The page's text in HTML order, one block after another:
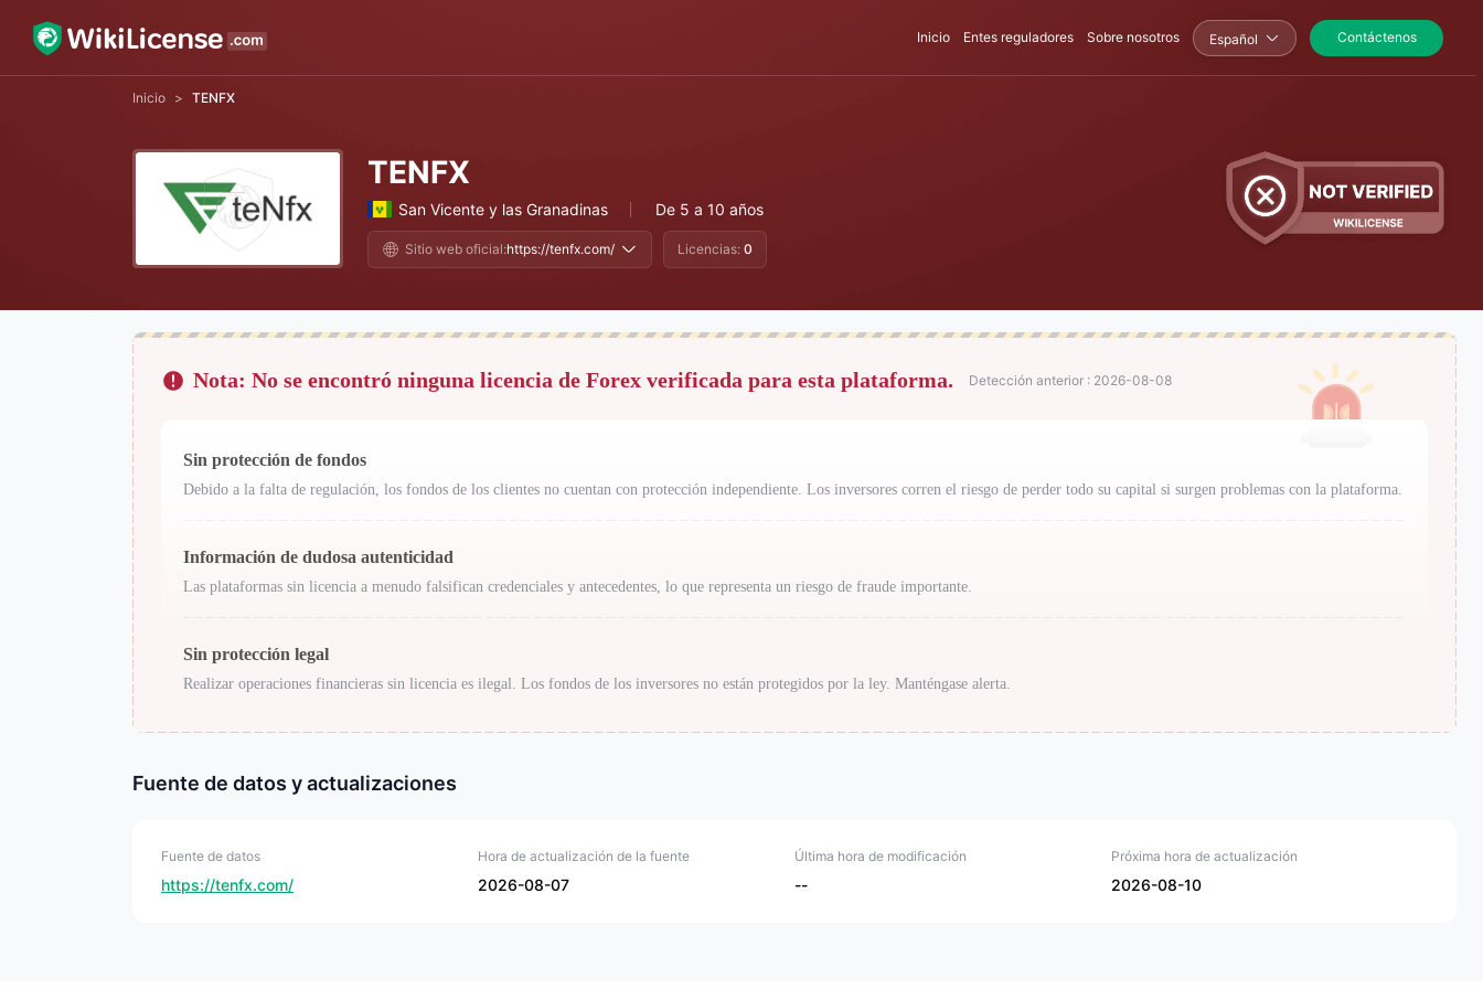
Inicio Entes reguladores Sobre nosotros Español Contáctenos
Inicio > TENFX
TENFX
San Vicente y las Granadinas De 5 a 10 años
Sitio web oficial:https://tenfx.com/ Licencias: 0
Nota: No se encontró ninguna licencia de Forex verificada para esta plataforma. Detección anterior : 2026-08-08
Sin protección de fondos
Debido a la falta de regulación, los fondos de los clientes no cuentan con protección independiente. Los inversores corren el riesgo de perder todo su capital si surgen problemas con la plataforma.
Información de dudosa autenticidad
Las plataformas sin licencia a menudo falsifican credenciales y antecedentes, lo que representa un riesgo de fraude importante.
Sin protección legal
Realizar operaciones financieras sin licencia es ilegal. Los fondos de los inversores no están protegidos por la ley. Manténgase alerta.
Fuente de datos y actualizaciones
Fuente de datos
https://tenfx.com/
Hora de actualización de la fuente
2026-08-07
Última hora de modificación
--
Próxima hora de actualización
2026-08-10